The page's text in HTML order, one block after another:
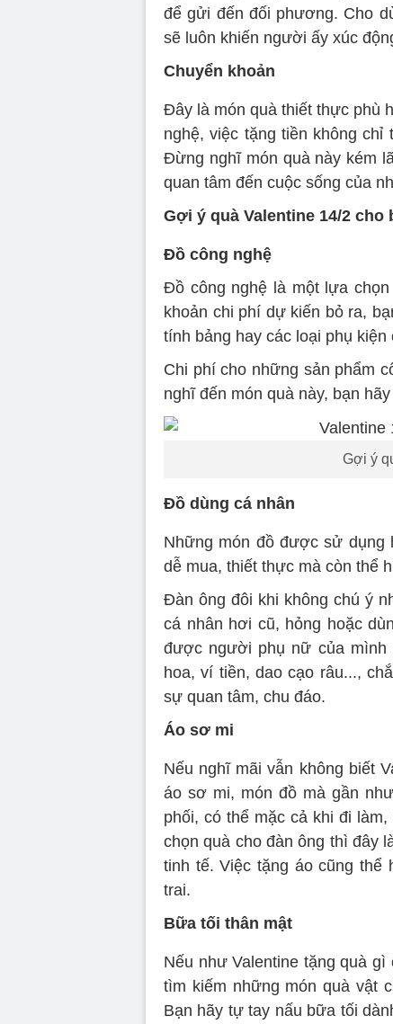
để gửi đến đối phương. Cho
sẽ luôn khiến người ấy xúc
Chuyển khoản
Đây là món quà thiết thực phù
nghệ, việc tặng tiền không
Đừng nghĩ món quà này kém
quan tâm đến cuộc sống của
Gợi ý quà Valentine 14/2 cho
Đồ công nghệ
Đồ công nghệ là một lựa
khoản chi phí dự kiến bỏ ra,
tính bảng hay các loại phụ
Chi phí cho những sản phẩm
nghĩ đến món quà này, bạn
Gợi ý
Đồ dùng cá nhân
Những món đồ được sử dụng
dễ mua, thiết thực mà còn thể
Đàn ông đôi khi không chú ý
cá nhân hơi cũ, hỏng hoặc
được người phụ nữ của mình
hoa, ví tiền, dao cạo râu...,
sự quan tâm, chu đáo.
Áo sơ mi
Nếu nghĩ mãi vẫn không biết
áo sơ mi, món đồ mà gần
phối, có thể mặc cả khi đi
chọn quà cho đàn ông thì đây
tinh tế. Việc tặng áo cũng thể
trai.
Bữa tối thân mật
Nếu như Valentine tặng quà
tìm kiếm những món quà vật
Bạn hãy tự tay nấu bữa tối